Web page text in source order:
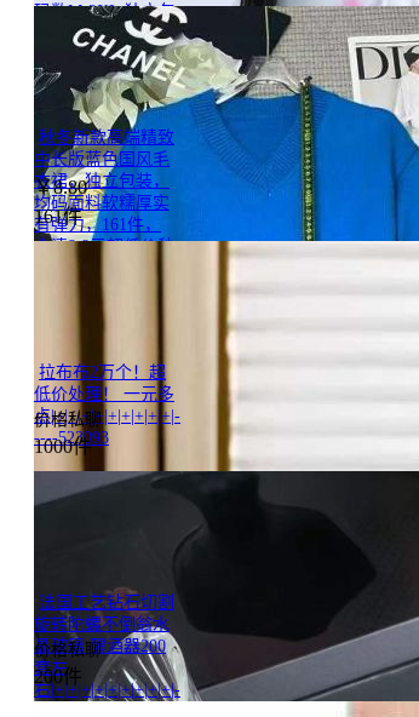
码数M-2XL,独立包
装带吊
牌|+|+|+|+|+|+|+|+|+|-
----366790
秋冬新款高端精致
中长版蓝色国风毛
衣裙，独立包装，
均码面料软糯厚实
有弹力，161件，
全清8.8元超低价秒
￥8.80
161件
拉布布2万个！超
低价处理！ 一元多
点|+|+|+|+|+|+|+|+|+|-
----523093
价格私聊
1000件
法国工艺钻石切割
旋转陀螺不倒翁水
晶玻璃 醒酒器200
套左
右|+|+|+|+|+|+|+|+|+|-
价格私聊
200件